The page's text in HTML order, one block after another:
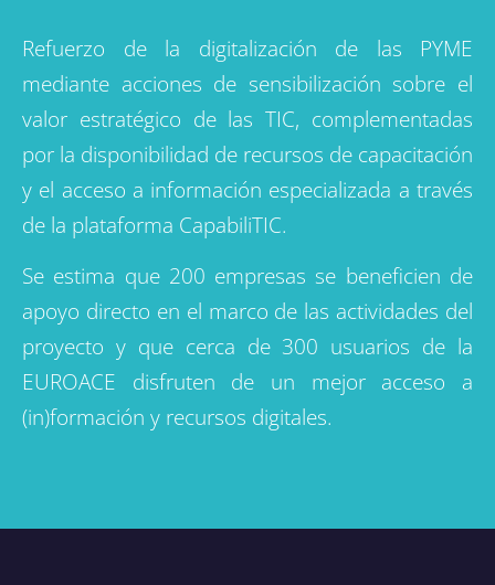
Refuerzo de la digitalización de las PYME
mediante acciones de sensibilización sobre el
valor estratégico de las TIC, complementadas
por la disponibilidad de recursos de capacitación
y el acceso a información especializada a través
de la plataforma CapabiliTIC.
Se estima que 200 empresas se beneficien de
apoyo directo en el marco de las actividades del
proyecto y que cerca de 300 usuarios de la
EUROACE disfruten de un mejor acceso a